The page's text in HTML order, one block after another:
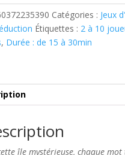
Catégories : Jeux
Étiquettes : 2 à 10
, Durée : de 15 à 30min
île mystérieuse, chaque mot